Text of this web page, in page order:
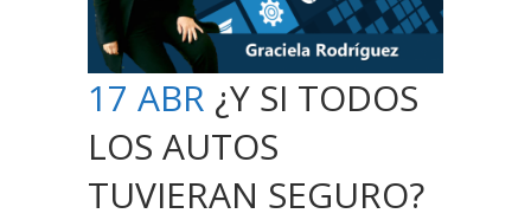
17 ABR ¿Y SI TODOS
LOS AUTOS
TUVIERAN SEGURO?